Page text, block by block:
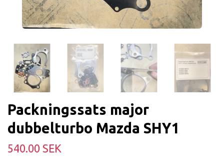
Packningssats major
dubbelturbo Mazda SHY1
540.00 SEK